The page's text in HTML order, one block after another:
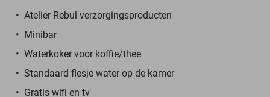
Atelier Rebul verzorgingsproducten
Minibar
Waterkoker voor koffie/thee
Standaard flesje water op de kamer
Gratis wifi en tv